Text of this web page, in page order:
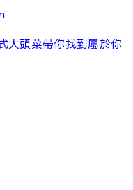
大頭菜帶你找到屬於你